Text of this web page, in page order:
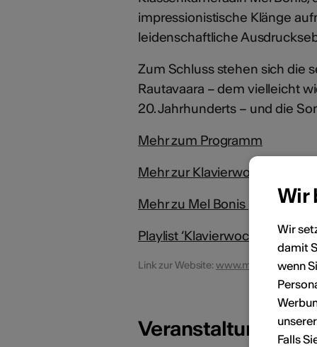
impressionistische Klänge
leidenschaftliche
Zum Schluss stehen sich die
Rautavaara – dem vielleicht
20. Jahrhunderts – und die
Mehr zum Programm
Mehr zur Klavierwoche 2026
Mehr zu Mel Bonis |
Playlist ‘Klavierwoche 2026’
Link zur Website: www.musikdorf.ch/
Wir
Wir
damit
wenn
Falls